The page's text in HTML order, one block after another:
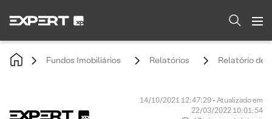
Fundos Imobiliários Relatórios Relatório de
14/10/2021 12:47:29 • Atualizado em
22/03/2022 10:01:54